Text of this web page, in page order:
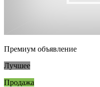
Премиум объявление
Лучшее
Продажа